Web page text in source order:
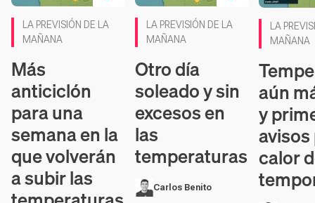
LA PREVISIÓN DE LA
MAÑANA
Más
anticiclón
para una
semana en la
que volverán
a subir las
LA PREVISIÓN DE LA
MAÑANA
Otro día
soleado y sin
excesos en
las
temperaturas
Carlos Benito
LA
MAÑANA
aún
y
calor